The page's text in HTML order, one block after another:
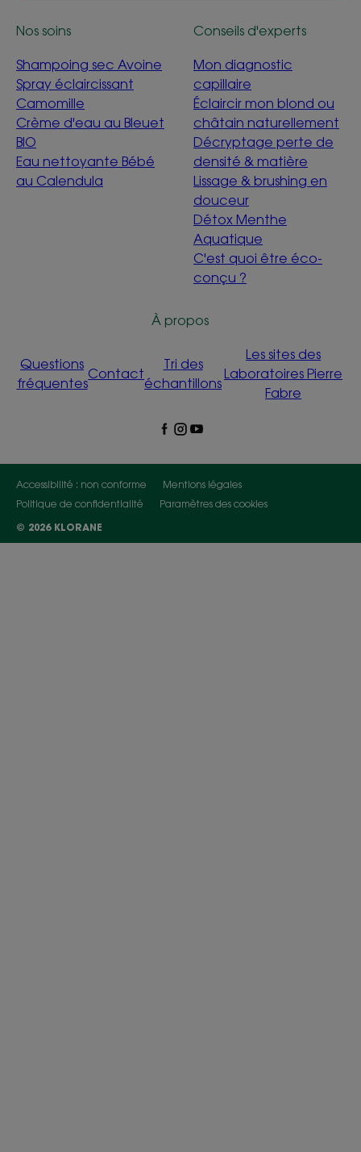
Nos soins
Shampoing sec Avoine
Spray éclaircissant
Camomille
Crème d'eau au Bleuet
BIO
Eau nettoyante Bébé
au Calendula
Conseils d'experts
Mon diagnostic
capillaire
Éclaircir mon blond ou
châtain naturellement
Décryptage perte de
densité & matière
Lissage & brushing en
douceur
Détox Menthe
Aquatique
C'est quoi être éco-
conçu ?
À propos
Questions
fréquentes
Contact
Tri des
échantillons
Les sites des
Laboratoires Pierre
Fabre
Accessibilité : non conforme
Mentions légales
Politique de confidentialité
Paramètres des cookies
© 2026 KLORANE